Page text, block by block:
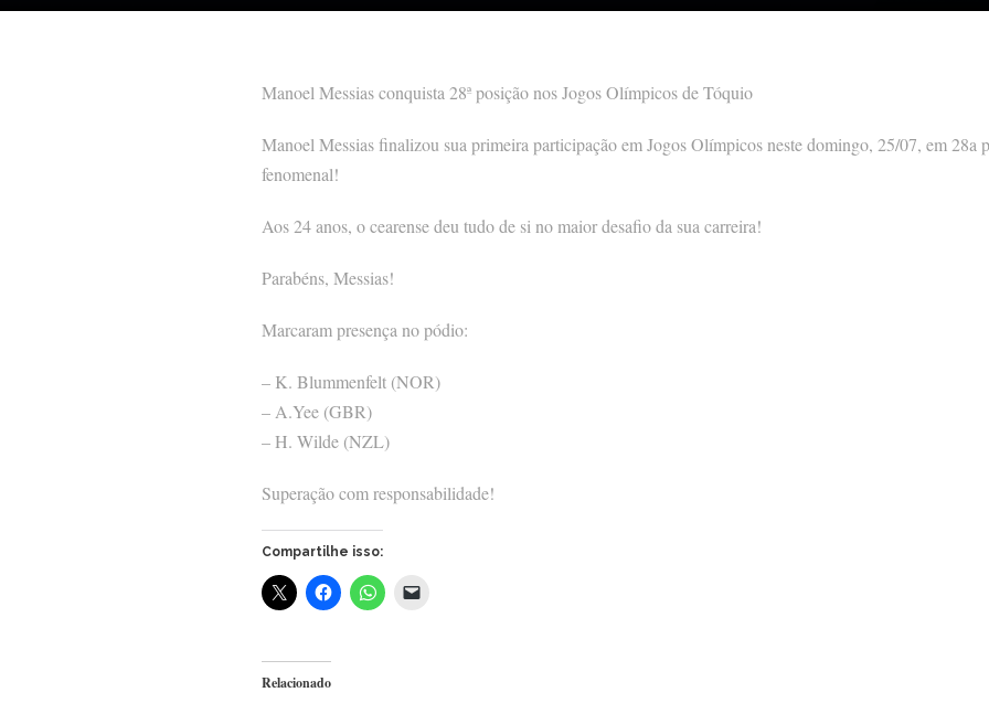
Manoel Messias conquista 28ª posição nos Jogos Olímpicos de Tóquio
Manoel Messias finalizou sua primeira participação em Jogos Olímpicos neste domingo, 25/07, em 28a
fenomenal!
Aos 24 anos, o cearense deu tudo de si no maior desafio da sua carreira!
Parabéns, Messias!
Marcaram presença no pódio:
– K. Blummenfelt (NOR)
– A.Yee (GBR)
– H. Wilde (NZL)
Superação com responsabilidade!
Compartilhe isso:
Relacionado